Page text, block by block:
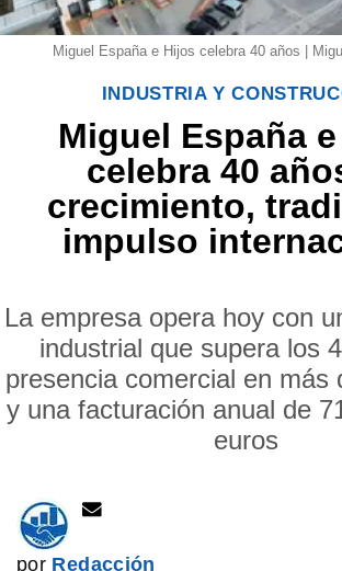
Miguel España e Hijos celebra 40 años |
INDUSTRIA Y
Miguel España
celebra 40
crecimiento,
impulso
La empresa opera hoy con
industrial que supera los
presencia comercial en más
y una facturación anual de
euros
por Redacción